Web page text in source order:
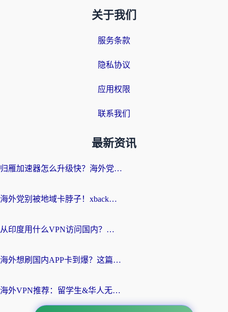
关于我们
服务条款
隐私协议
应用权限
联系我们
最新资讯
归雁加速器怎么升级快？海外党无缝访问国内资源的全攻略（附免费VPN推荐Dcard热门款）
海外党别被地域卡脖子！xback回国加速器选择全攻略，轻松刷剧玩国服
从印度用什么VPN访问国内？海外党亲测的无缝回国上网指南
海外想刷国内APP卡到爆？这篇海外访问国内服务器加速指南帮你解决所有问题
海外VPN推荐：留学生&华人无缝访问国内资源的避坑指南